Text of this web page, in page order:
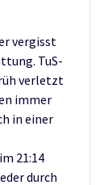
vergisst
TuS-
verletzt
immer
in einer
21:14
durch